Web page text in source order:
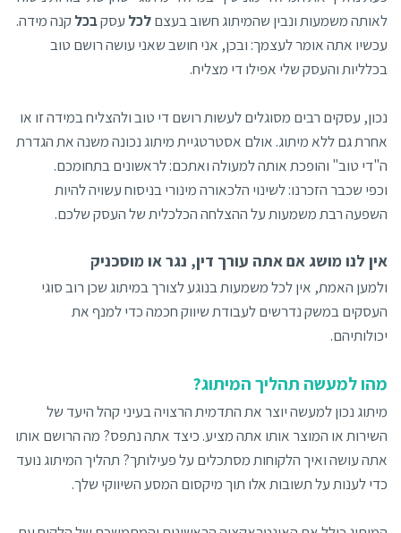
לאותה משמעות ונבין שהמיתוג חשוב בעצםלכל עסקבכלקנה מידה.
עכשיו אתה אומר לעצמך: ובכן, אני חושב שאני עושה רושם טוב
בכלליות והעסק שלי אפילו די מצליח.
נכון, עסקים רבים מסוגלים לעשות רושם די טוב ולהצליח במידה זו או
אחרת גם ללא מיתוג. אולם אסטרטגיית מיתוג נכונה משנה את הגדרת
ה"די טוב" והופכת אותה למעולה ואתכם: לראשונים בתחומכם.
וכפי שכבר הזכרנו: לשינוי הלכאורה מינורי בניסוח עשויה להיות
השפעה רבת משמעות על ההצלחה הכלכלית של העסק שלכם.
אין לנו מושג אם אתה עורך דין, נגר או מוסכניק
ולמען האמת, אין לכל משמעות בנוגע לצורך במיתוג שכן רוב סוגי
העסקים במשק נדרשים לעבודת שיווק חכמה כדי למנף את
יכולותיהם.
מהו למעשה תהליך המיתוג?
מיתוג נכון למעשה יוצר את התדמית הרצויה בעיני קהל היעד של
השירות או המוצר אותו אתה מציע. כיצד אתה נתפס? מה הרושם אותו
אתה עושה ואיך הלקוחות מסתכלים על פעילותך? תהליך המיתוג נועד
כדי לענות על תשובות אלו תוך מיקסום המסע השיווקי שלך.